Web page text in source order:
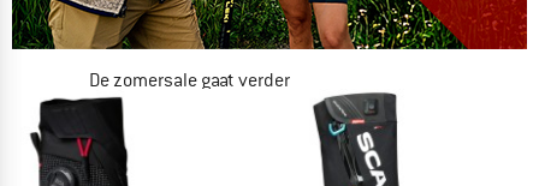
De zomersale gaat verder
NU TOT MAAR LIEFST -50%